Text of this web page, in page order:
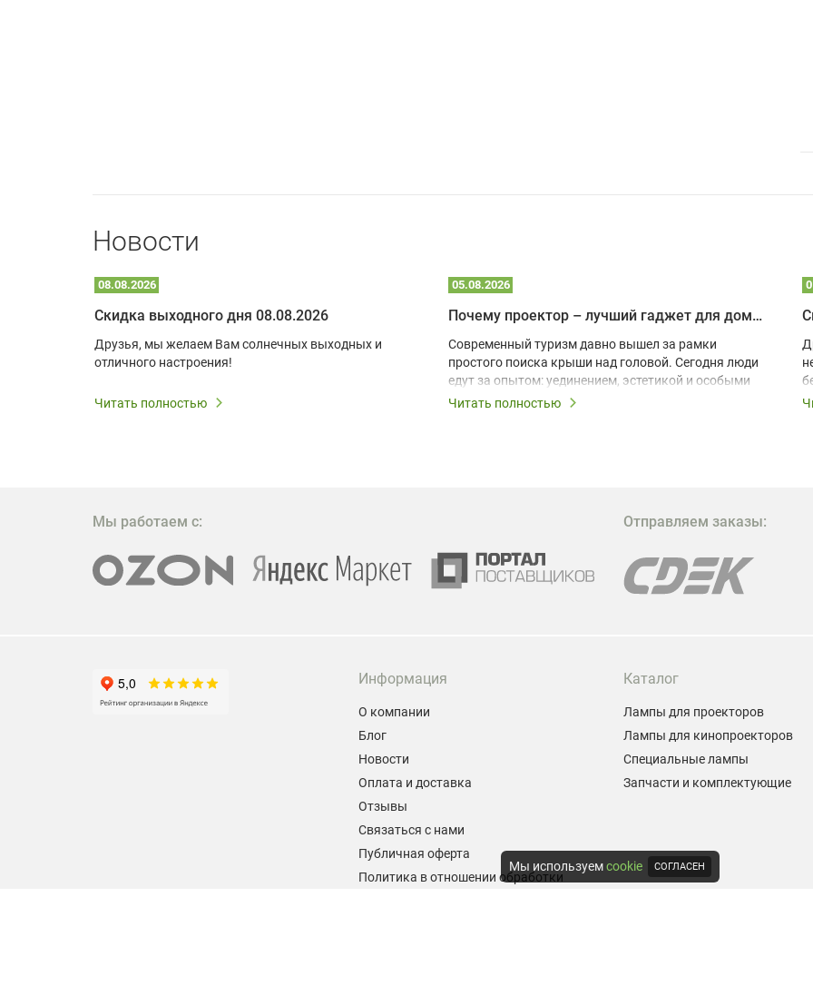
Новости
08.08.2026
Скидка выходного дня 08.08.2026
Друзья, мы желаем Вам солнечных выходных и
отличного настроения!
Читать полностью
05.08.2026
Почему проектор – лучший гаджет для домика в глэмпинге
Современный туризм давно вышел за рамки
простого поиска крыши над головой. Сегодня люди
едут за опытом: уединением, эстетикой и особыми
ощущениями. Владельцы A-frame домов,
эффективных и бюджетных способов стать
проектора.
Читать полностью
Мы работаем с: Отправляем заказы:
Информация
О компании
Блог
Новости
Оплата и доставка
Отзывы
Связаться с нами
Публичная оферта
Политика в отношении обработки
Каталог
Лампы для проекторов
Лампы для кинопроекторов
Специальные лампы
Запчасти и комплектующие
Мы используемcookie СОГЛАСЕН